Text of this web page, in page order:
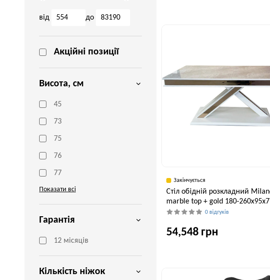
від до
Акційні позиції
Висота, см
45
73
75
76
77
Показати всі
Гарантія
12 місяців
Кількість ніжок
Закінчується
Стіл обідній розкладний
marble top + gold 180-
0 відгуків
54,548 грн